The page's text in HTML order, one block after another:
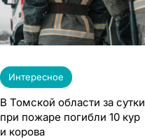
Интересное
В Томской области за сутки
при пожаре погибли 10 кур
и корова